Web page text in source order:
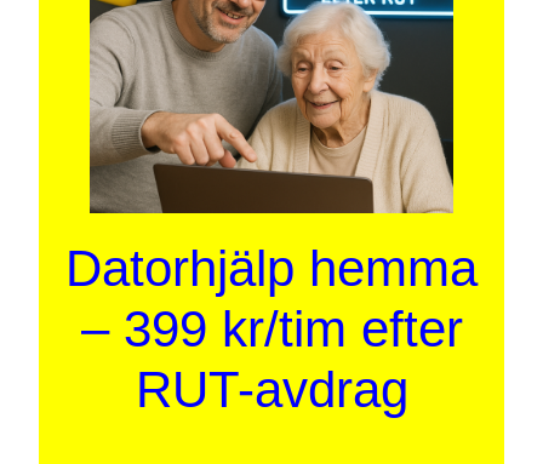
Datorhjälp hemma
– 399 kr/tim efter
RUT-avdrag